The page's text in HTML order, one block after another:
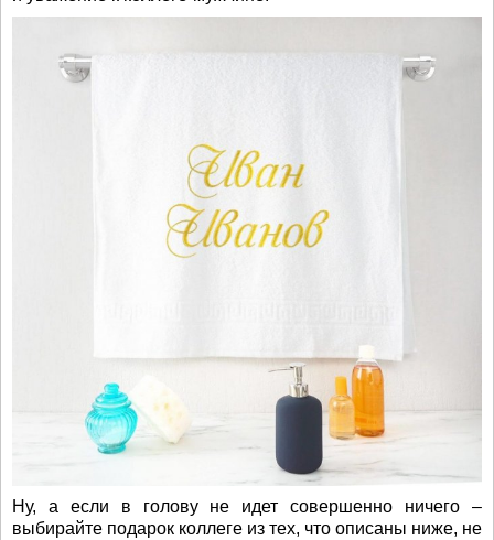
Ну, а если в голову не идет совершенно ничего –
выбирайте подарок коллеге из тех, что описаны ниже, не